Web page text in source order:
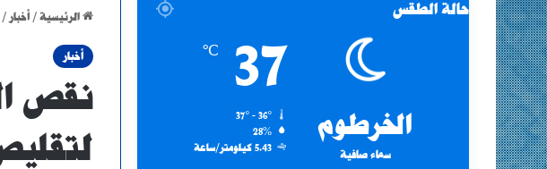
الرئيسية / أخبار /
أخبار
نقص
حالة الطقس
الخرطوم
سماء صافية
37
℃
28%
5.43 كيلومتر/ساعة